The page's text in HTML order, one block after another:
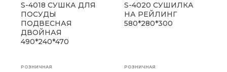
S-4018 СУШКА ДЛЯ
ПОСУДЫ
ПОДВЕСНАЯ
ДВОЙНАЯ
490*240*470
РОЗНИЧНАЯ
S-4020 СУШИЛКА
НА РЕЙЛИНГ
580*280*300
РОЗНИЧНАЯ